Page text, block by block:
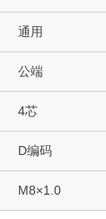
通用
公端
4芯
D编码
M8×1.0